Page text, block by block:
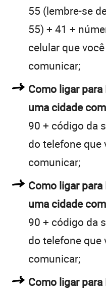
55 (lembre-se
55) + 41 +
celular que
comunicar;
Como ligar
uma cidade
90 + código da
do telefone que
comunicar;
Como ligar
uma cidade
90 + código da
do telefone que
comunicar;
Como ligar